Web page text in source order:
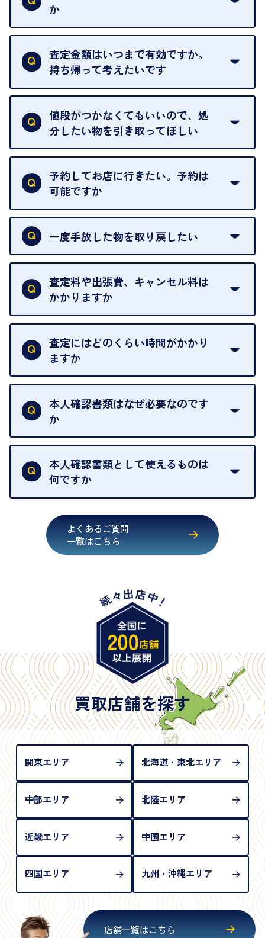
ご指定の場所にお伺いします。
か
はい。全店舗一律です。
ただし、中古市場は日々変動するため、査定した日
によって査定額が変わることはございます。
査定金額はいつまで有効ですか。
持ち帰って考えたいです
査定額は当日限り有効です。
中古市場が日々変動するため、翌日には査定額が変
わることがございます。
値段がつかなくてもいいので、処
分したい物を引き取ってほしい
再販不可能な物は、場合によってはお断りすること
がございます。ご了承ください。
予約してお店に行きたい。予約は
可能ですか
申し訳ありませんが、現在はご来店の予約は承って
おりません。
を整えておりますので、お好きな時にお越しくださ
い。
お急ぎの場合はスタッフに一言お声がけください。
可能な限り、迅速に対応させていただきます。
一度手放した物を取り戻したい
当店は質店ではありませんので、買い取ったお品物
は基本的に販売へと回されます。買い戻しはできま
せんので、ご了承ください。
グオフが可能です。
契約破棄という形で、お品物をお戻しすることがで
きます。
売却当日を含む8日間のうちに、お気軽にお申し出
出張買取のお品物は、8日間保管しております。
査定料や出張費、キャンセル料は
かかりますか
一切いただいておりません。査定金額にご納得いた
だけない場合は、その場でお断りいただいても問題
ございません。お気軽にご相談ください。
査定にはどのくらい時間がかかり
ますか
お品物の内容や点数によって異なりますが、店頭買
取の場合は1点あたり数分程度が目安です。大量の
お品物の場合は、お時間をいただくことがございま
本人確認書類はなぜ必要なのです
か
買取店は古物営業法により、お客様のご本人確認を
行うことが義務付けられています。安心してお取引
いただくためにも、ご協力をお願いいたします。
本人確認書類として使えるものは
何ですか
・健康保険証確認書
・マイナンバーカード
・在留カード
・旧パスポート
※原則として「公的機関が発行し、氏名、住所、生
年月日が記載されているもの
※日本国政府発行のもの
※2020年2月4日以降に申請された新型パスポートに
は「所持人記入欄（住所記載欄）」が存在しないた
め、単体では古物営業法上の本人確認書類として認
められない（住所確認ができないため）。補助書類
が必要となります
よくあるご質問
一覧はこちら
買取店舗を探す
関東エリア 北海道・東北エリア
中部エリア 北陸エリア
近畿エリア 中国エリア
四国エリア 九州・沖縄エリア
店舗一覧はこちら